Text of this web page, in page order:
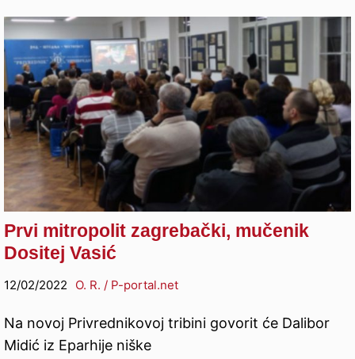
Prvi mitropolit zagrebački, mučenik
Dositej Vasić
12/02/2022 O. R. / P-portal.net
Na novoj Privrednikovoj tribini govorit će Dalibor
Midić iz Eparhije niške